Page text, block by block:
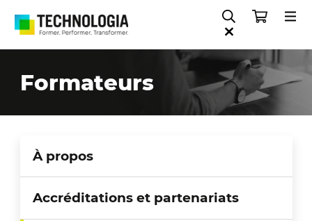
Formateurs
À propos
Accréditations et partenariats